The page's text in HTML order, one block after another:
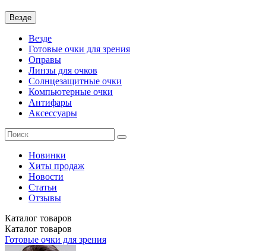
Везде
Везде
Готовые очки для зрения
Оправы
Линзы для очков
Солнцезащитные очки
Компьютерные очки
Антифары
Аксессуары
Новинки
Хиты продаж
Новости
Статьи
Отзывы
Каталог товаров
Каталог товаров
Готовые очки для зрения